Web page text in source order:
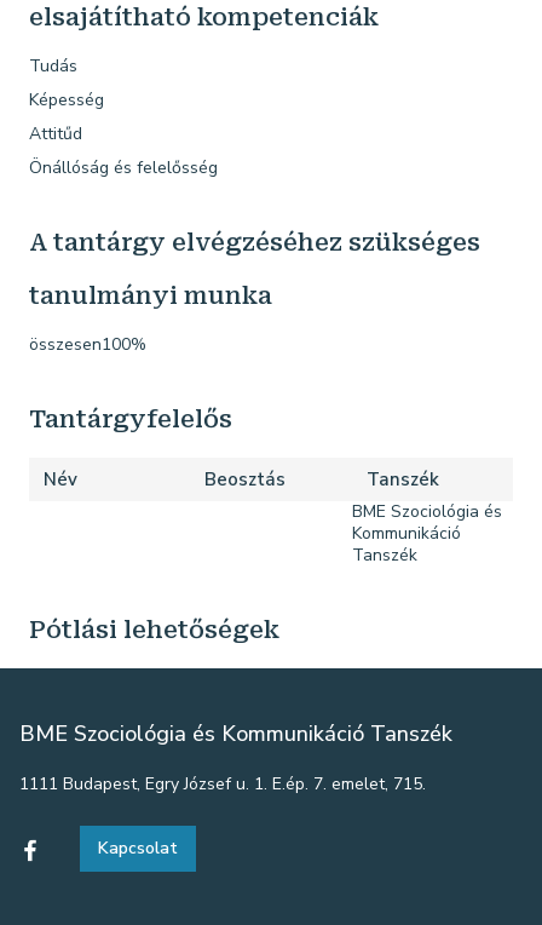
elsajátítható kompetenciák
Tudás
Képesség
Attitűd
Önállóság és felelősség
A tantárgy elvégzéséhez szükséges
tanulmányi munka
összesen100%
Tantárgyfelelős
Név Beosztás Tanszék
BME Szociológia és
Kommunikáció
Tanszék
Pótlási lehetőségek
BME Szociológia és Kommunikáció Tanszék
1111 Budapest, Egry József u. 1. E.ép. 7. emelet, 715.
Kapcsolat